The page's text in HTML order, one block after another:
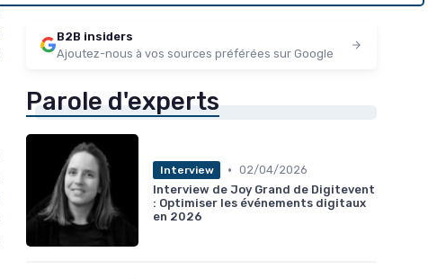
B2B insiders
Ajoutez-nous à vos sources préférées sur Google
Parole d'experts
Interview • 02/04/2026
Interview de Joy Grand de Digitevent
: Optimiser les événements digitaux
en 2026